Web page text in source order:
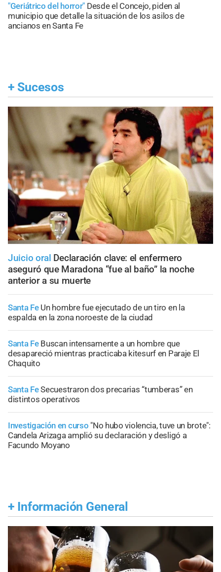
"Geriátrico del horror" Desde el Concejo, piden al
municipio que detalle la situación de los asilos de
ancianos en Santa Fe
+ Sucesos
Juicio oral Declaración clave: el enfermero
aseguró que Maradona “fue al baño” la noche
anterior a su muerte
Santa Fe Un hombre fue ejecutado de un tiro en la
espalda en la zona noroeste de la ciudad
Santa Fe Buscan intensamente a un hombre que
desapareció mientras practicaba kitesurf en Paraje El
Chaquito
Santa FeSecuestraron dos precarias “tumberas” en
distintos operativos
Investigación en curso "No hubo violencia, tuve un brote":
Candela Arizaga amplió su declaración y desligó a
Facundo Moyano
+ Información General